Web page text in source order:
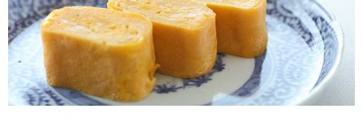
简体字
繁體字
Español
Visiter le Japon
Infos de base